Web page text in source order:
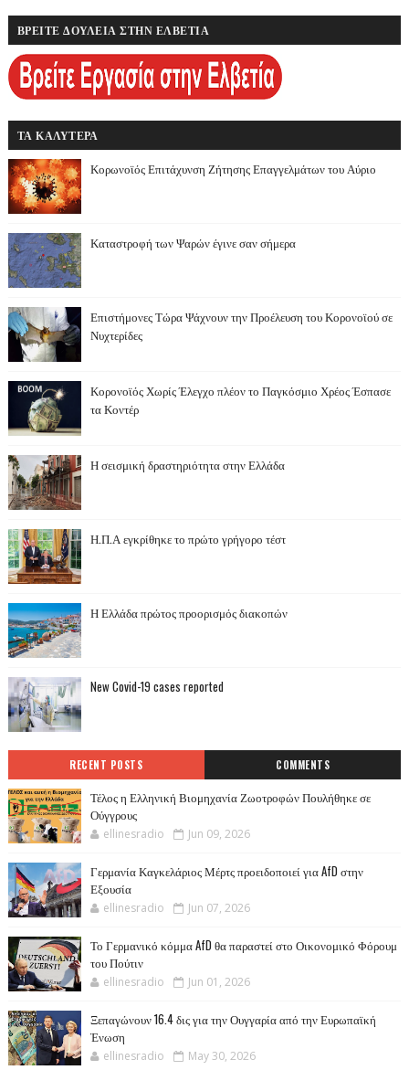
ΒΡΕΙΤΕ ΔΟΥΛΕΙΑ ΣΤΗΝ ΕΛΒΕΤΙΑ
ΤΑ ΚΑΛΥΤΕΡΑ
Κορωνοϊός Επιτάχυνση Ζήτησης Επαγγελμάτων του Αύριο
Καταστροφή των Ψαρών έγινε σαν σήμερα
Επιστήμονες Τώρα Ψάχνουν την Προέλευση του Κορονοϊού σε
Νυχτερίδες
Κορονοϊός Χωρίς Έλεγχο πλέον το Παγκόσμιο Χρέος Έσπασε
τα Κοντέρ
Η σεισμική δραστηριότητα στην Ελλάδα
Η.Π.Α εγκρίθηκε το πρώτο γρήγορο τέστ
Η Ελλάδα πρώτος προορισμός διακοπών
New Covid-19 cases reported
RECENT POSTS COMMENTS
Τέλος η Ελληνική Βιομηχανία Ζωοτροφών Πουλήθηκε σε
Ούγγρους
ellinesradio Jun 09, 2026
Γερμανία Καγκελάριος Μέρτς προειδοποιεί για AfD στην
Εξουσία
ellinesradio Jun 07, 2026
Το Γερμανικό κόμμα AfD θα παραστεί στο Οικονομικό Φόρουμ
του Πούτιν
ellinesradio Jun 01, 2026
Ξεπαγώνουν 16.4 δις για την Ουγγαρία από την Ευρωπαϊκή
Ένωση
ellinesradio May 30, 2026